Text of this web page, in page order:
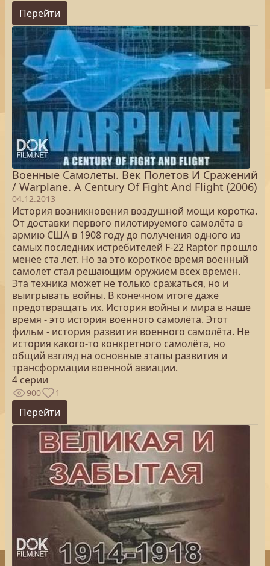
Перейти
Военные Самолеты. Век Полетов И Сражений
/ Warplane. A Century Of Fight And Flight (2006)
04.12.2013
История возникновения воздушной мощи коротка.
От доставки первого пилотируемого самолёта в
армию США в 1908 году до получения одного из
самых последних истребителей F-22 Raptor прошло
менее ста лет. Но за это короткое время военный
самолёт стал решающим оружием всех времён.
Эта техника может не только сражаться, но и
выигрывать войны. В конечном итоге даже
предотвращать их. История войны и мира в наше
время - это история военного самолёта. Этот
фильм - история развития военного самолёта. Не
история какого-то конкретного самолёта, но
общий взгляд на основные этапы развития и
трансформации военной авиации.
4 серии
900 1
Перейти